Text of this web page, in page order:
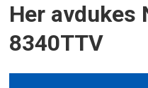
Her avdukes
8340TTV